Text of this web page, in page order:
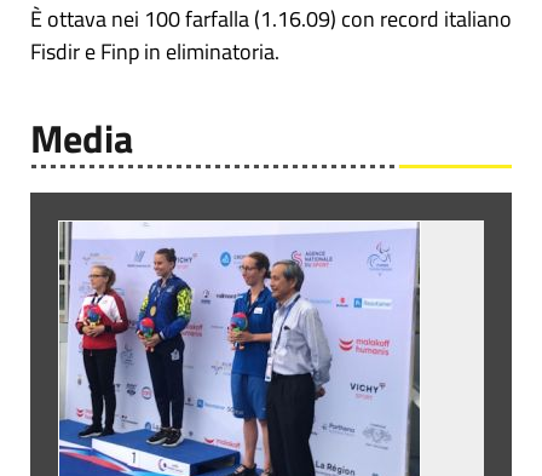
È ottava nei 100 farfalla (1.16.09) con record italiano
Fisdir e Finp in eliminatoria.
Media